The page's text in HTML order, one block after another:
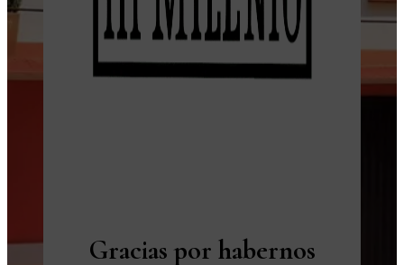
Gracias por habernos